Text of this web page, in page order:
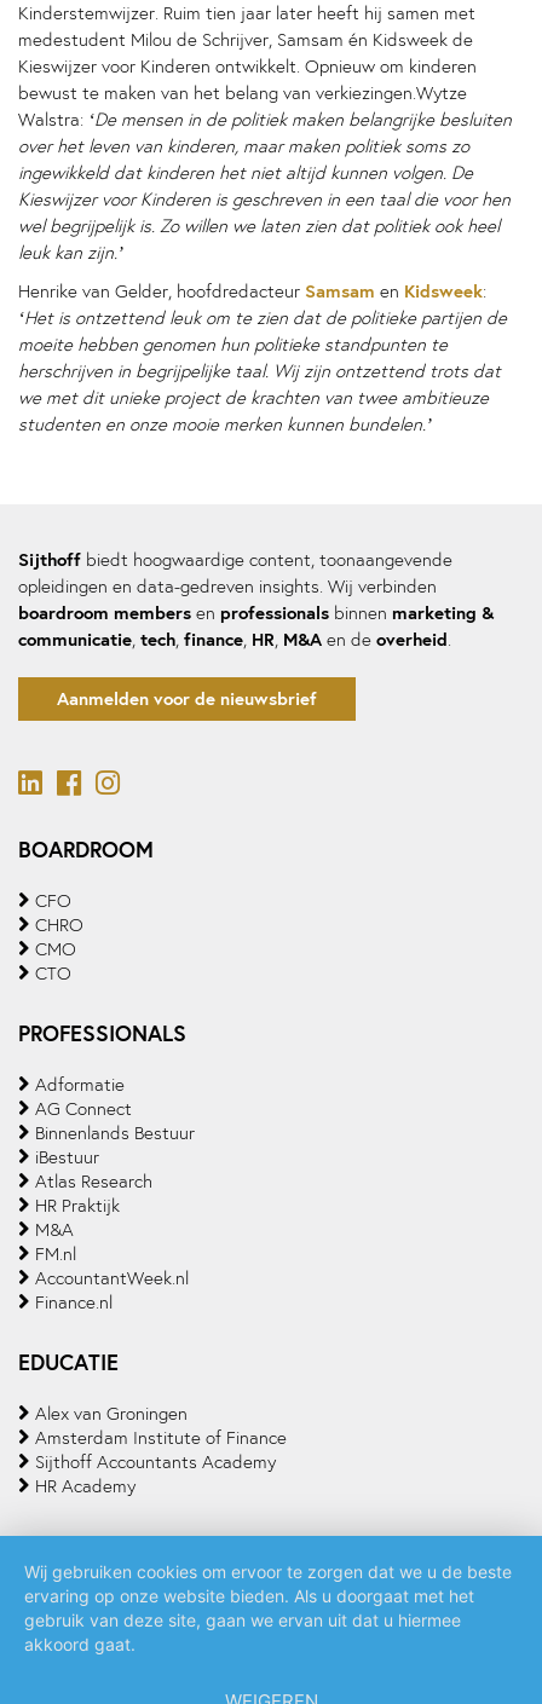
Kinderstemwijzer. Ruim tien jaar later heeft hij samen met
medestudent Milou de Schrijver, Samsam én Kidsweek de
Kieswijzer voor Kinderen ontwikkelt. Opnieuw om kinderen
bewust te maken van het belang van verkiezingen.Wytze
Walstra: ‘De mensen in de politiek maken belangrijke besluiten
over het leven van kinderen, maar maken politiek soms zo
ingewikkeld dat kinderen het niet altijd kunnen volgen. De
Kieswijzer voor Kinderen is geschreven in een taal die voor hen
wel begrijpelijk is. Zo willen we laten zien dat politiek ook heel
leuk kan zijn.’
Henrike van Gelder, hoofdredacteur Samsam en Kidsweek:
‘Het is ontzettend leuk om te zien dat de politieke partijen de
moeite hebben genomen hun politieke standpunten te
herschrijven in begrijpelijke taal. Wij zijn ontzettend trots dat
we met dit unieke project de krachten van twee ambitieuze
studenten en onze mooie merken kunnen bundelen.’
Sijthoff biedt hoogwaardige content, toonaangevende
opleidingen en data-gedreven insights. Wij verbinden
boardroom members en professionals binnen marketing &
communicatie, tech, finance, HR, M&A en de overheid.
Aanmelden voor de nieuwsbrief
BOARDROOM
CFO
CHRO
CMO
CTO
PROFESSIONALS
Adformatie
AG Connect
Binnenlands Bestuur
iBestuur
Atlas Research
HR Praktijk
M&A
FM.nl
AccountantWeek.nl
Finance.nl
EDUCATIE
Alex van Groningen
Amsterdam Institute of Finance
Sijthoff Accountants Academy
HR Academy
Algemene voorwaarden Privacy policy Cookie statement
Wij gebruiken cookies om ervoor te zorgen dat we u de beste
ervaring op onze website bieden. Als u doorgaat met het
gebruik van deze site, gaan we ervan uit dat u hiermee
akkoord gaat.